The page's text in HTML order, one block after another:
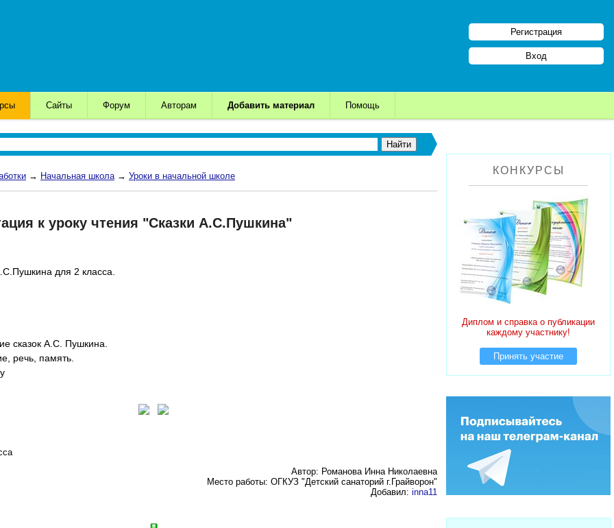
Регистрация
Вход
Сайты Форум Авторам Добавить материал Помощь
→ Начальная школа→ Уроки в начальной школе
к уроку чтения "Сказки А.С.Пушкина"
для 2 класса.
сказок А.С. Пушкина.
речь, память.
Автор: Романова Инна Николаевна
Место работы: ОГКУЗ "Детский санаторий г.Грайворон"
Добавил: inna11
КОНКУРСЫ
Диплом и справка о публикации
каждому участнику!
Принять участие